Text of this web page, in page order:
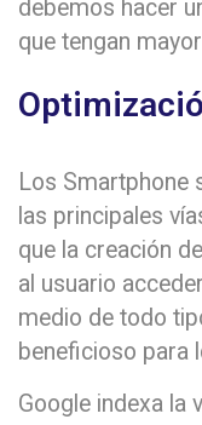
debemos hacer
que tengan
Los Smartphone
las principales
que la creación
al usuario
medio de todo
beneficioso para
Google indexa la